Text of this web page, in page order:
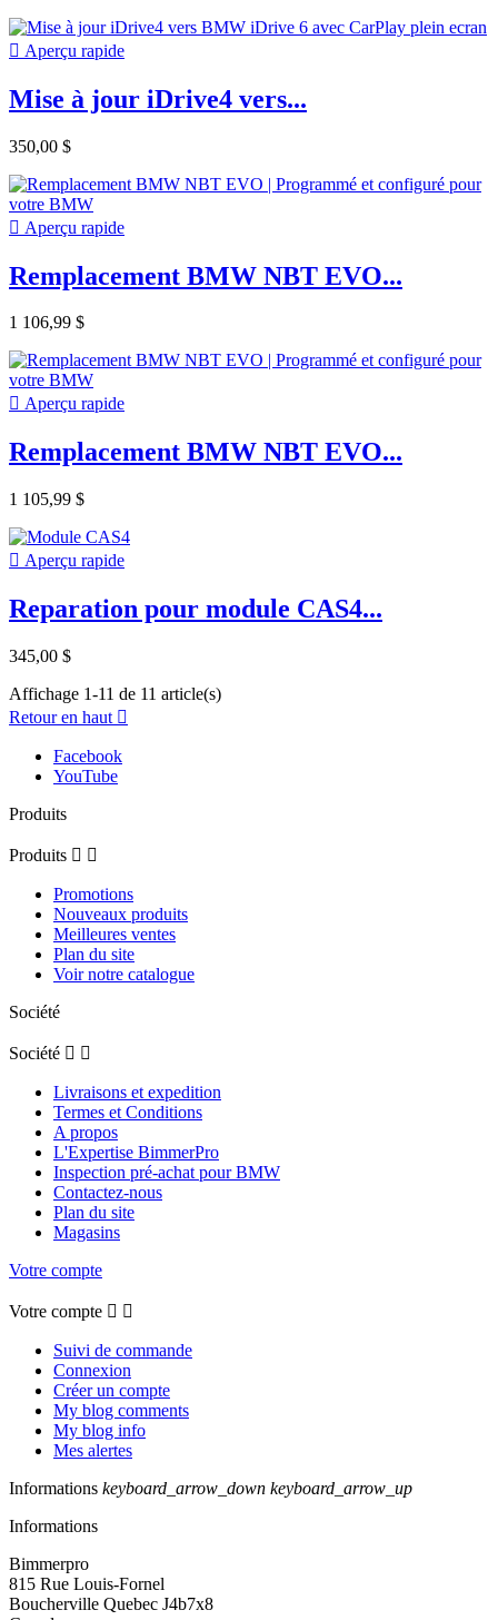
 Aperçu rapide
Mise à jour iDrive4 vers...
350,00 $
 Aperçu rapide
Remplacement BMW NBT EVO...
1 106,99 $
 Aperçu rapide
Remplacement BMW NBT EVO...
1 105,99 $
 Aperçu rapide
Reparation pour module CAS4...
345,00 $
Affichage 1-11 de 11 article(s)
Retour en haut 
Facebook
YouTube
Produits
Produits  
Promotions
Nouveaux produits
Meilleures ventes
Plan du site
Voir notre catalogue
Société
Société  
Livraisons et expedition
Termes et Conditions
A propos
L'Expertise BimmerPro
Inspection pré-achat pour BMW
Contactez-nous
Plan du site
Magasins
Votre compte
Votre compte  
Suivi de commande
Connexion
Créer un compte
My blog comments
My blog info
Mes alertes
Informations keyboard_arrow_down keyboard_arrow_up
Informations
Bimmerpro
815 Rue Louis-Fornel
Boucherville Quebec J4b7x8